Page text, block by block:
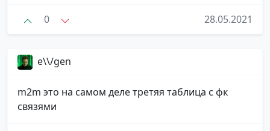
0 28.05.2021
e\\/gen
m2m это на самом деле третяя таблица с фк
связями